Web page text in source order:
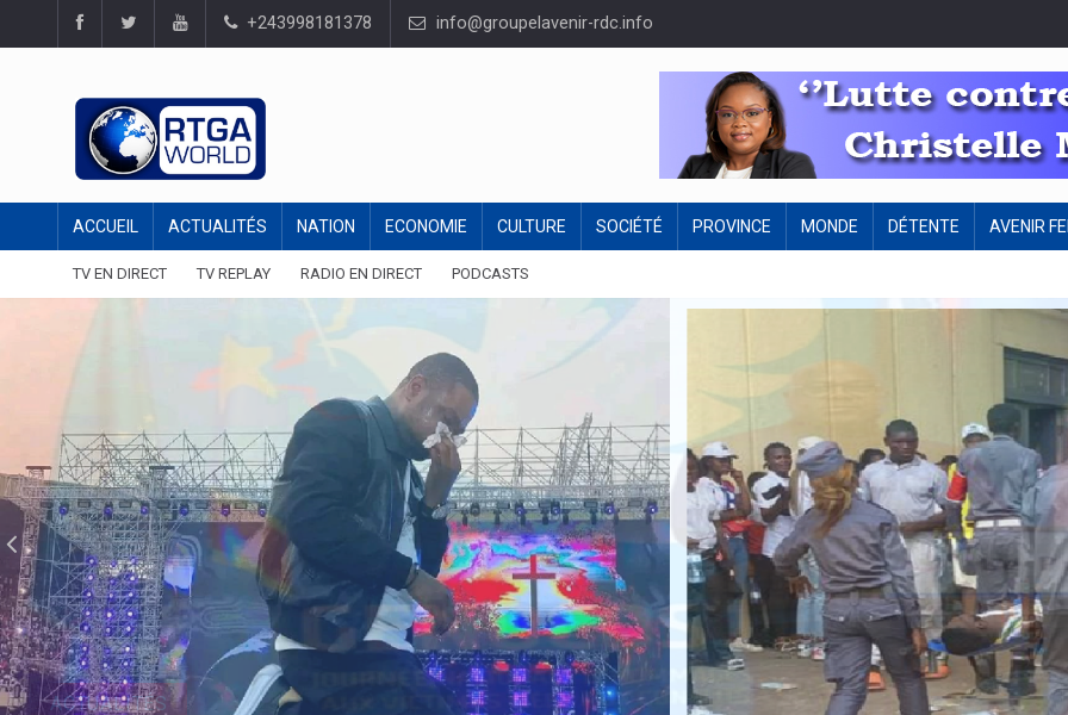
+243998181378 info@groupelavenir-rdc.info
ACCUEIL ACTUALITÉS NATION ECONOMIE CULTURE SOCIÉTÉ PROVINCE MONDE DÉTENTE AVENIR
TV EN DIRECT TV REPLAY RADIO EN DIRECT PODCASTS